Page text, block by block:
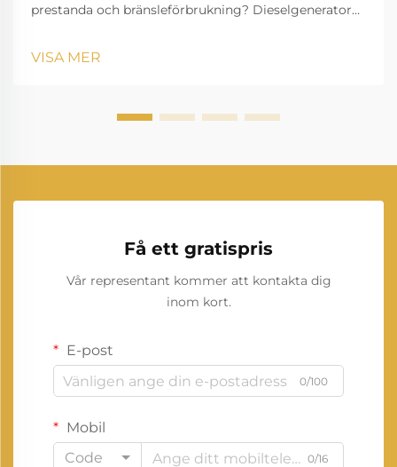
prestanda och bränsleförbrukning? Dieselgeneratorn
utanför nätet. Den ger backupström...
VISA MER
Få ett gratispris
Vår representant kommer att kontakta dig
inom kort.
E-post
0/100
Mobil
Code
0/16